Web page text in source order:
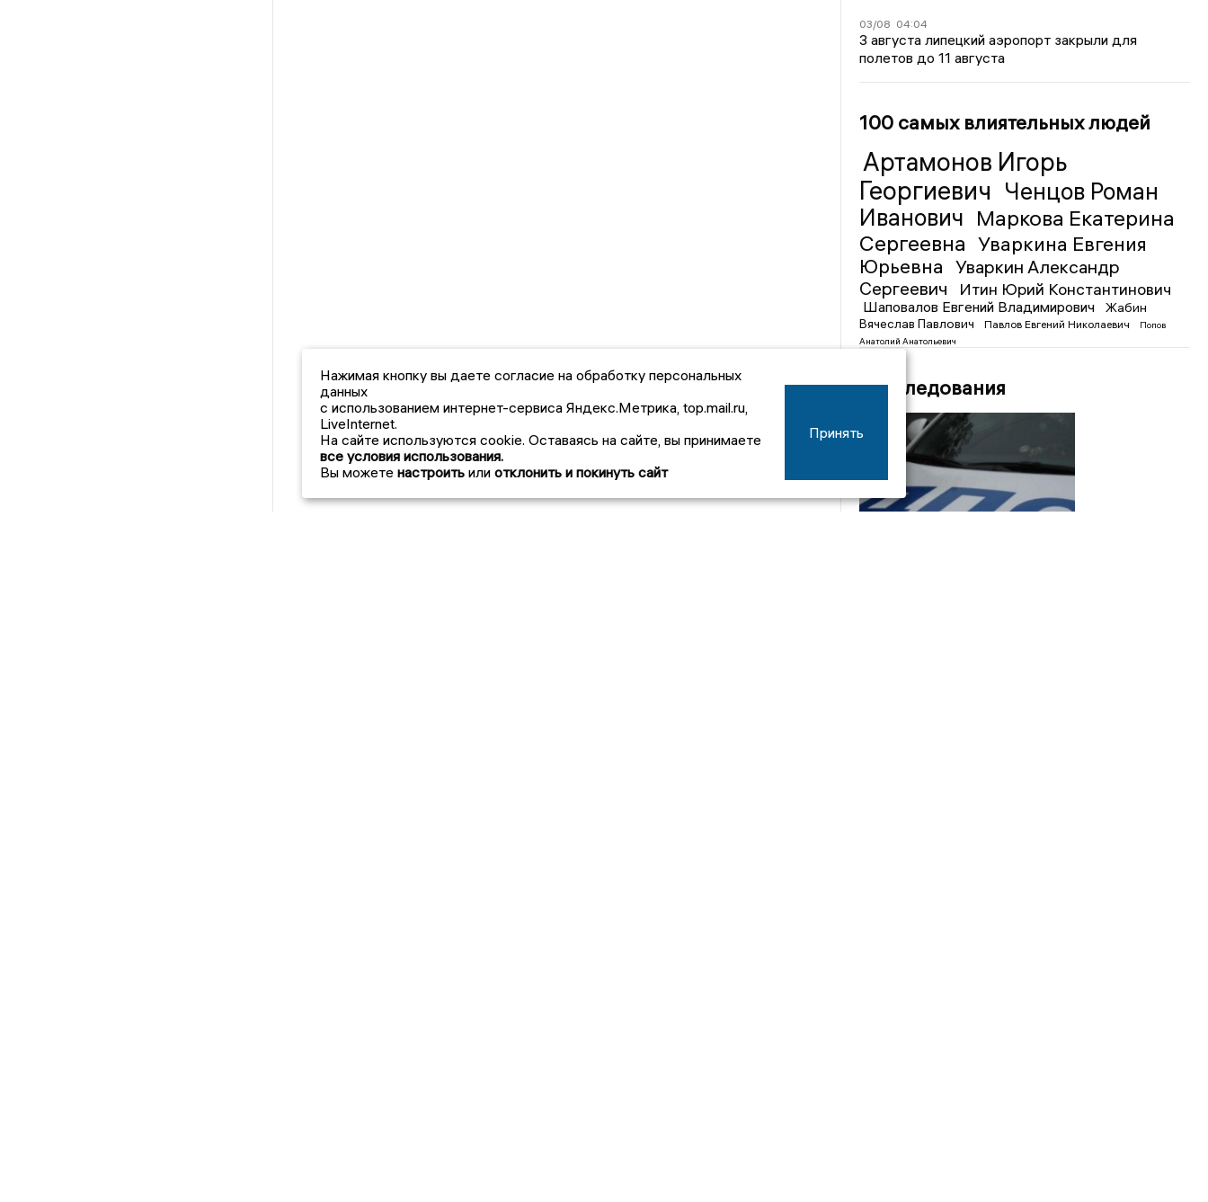
03/08 04:04
3 августа липецкий аэропорт закрыли для
полетов до 11 августа
100 самых влиятельных людей
Артамонов Игорь
Георгиевич Ченцов Роман
Иванович Маркова Екатерина
Сергеевна Уваркина Евгения
Юрьевна
Уваркин Александр
Сергеевич
Итин Юрий Константинович
Шаповалов Евгений Владимирович
Жабин
Вячеслав Павлович
Павлов Евгений Николаевич
Попов
Анатолий Анатольевич
Расследования
Нажимая кнопку вы даете согласие на обработку персональных
данных
с использованием интернет-сервиса Яндекс.Метрика, top.mail.ru,
LiveInternet.
На сайте используются cookie. Оставаясь на сайте, вы принимаете
все условия использования.
Вы можете настроить или отклонить и покинуть сайт
Принять